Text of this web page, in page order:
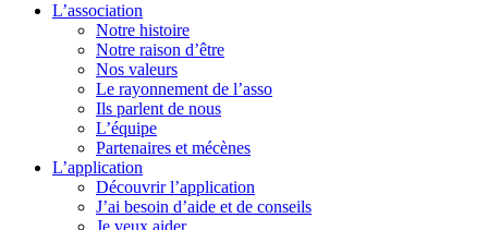
L’association
Notre histoire
Notre raison d’être
Nos valeurs
Le rayonnement de l’asso
Ils parlent de nous
L’équipe
Partenaires et mécènes
L’application
Découvrir l’application
J’ai besoin d’aide et de conseils
Je veux aider